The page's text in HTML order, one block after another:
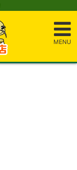
MENU